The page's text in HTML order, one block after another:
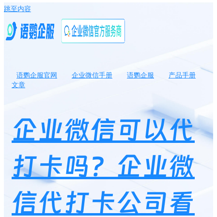
跳至内容
语鹦企服官网 企业微信手册 语鹦企服
产品手册
文章
企业微信可以代
打卡吗？企业微
信代打卡公司看